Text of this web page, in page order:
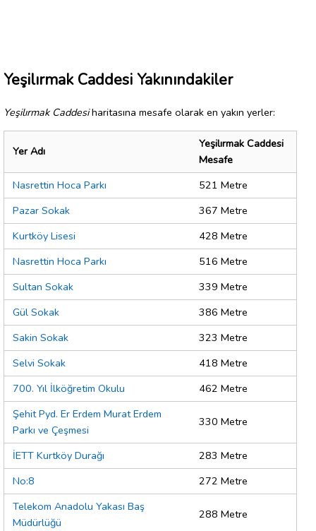
Yeşilırmak Caddesi Yakınındakiler
Yeşilırmak Caddesiharitasına mesafe olarak en yakın yerler:
Yer Adı
Yeşilırmak Caddesi
Mesafe
Nasrettin Hoca Parkı
521 Metre
Pazar Sokak
367 Metre
Kurtköy Lisesi
428 Metre
Nasrettin Hoca Parkı
516 Metre
Sultan Sokak
339 Metre
Gül Sokak
386 Metre
Sakin Sokak
323 Metre
Selvi Sokak
418 Metre
700. Yıl İlköğretim Okulu
462 Metre
Şehit Pyd. Er Erdem Murat Erdem
Parkı ve Çeşmesi
330 Metre
İETT Kurtköy Durağı
283 Metre
No:8
272 Metre
Telekom Anadolu Yakası Baş
Müdürlüğü
288 Metre